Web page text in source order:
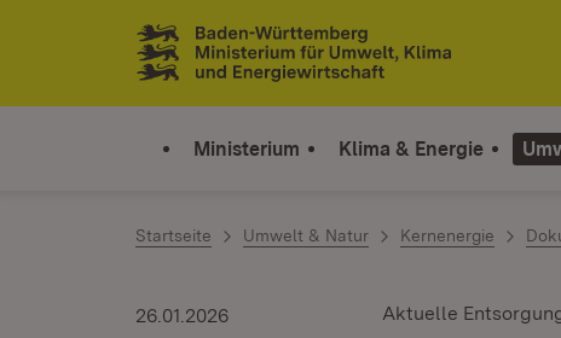
Zum Inhalt springen
Link zur Startseite
Ministerium Klima & Energie
Startseite Umwelt & Natur Kernenergie
Aktuelle
26.01.2026